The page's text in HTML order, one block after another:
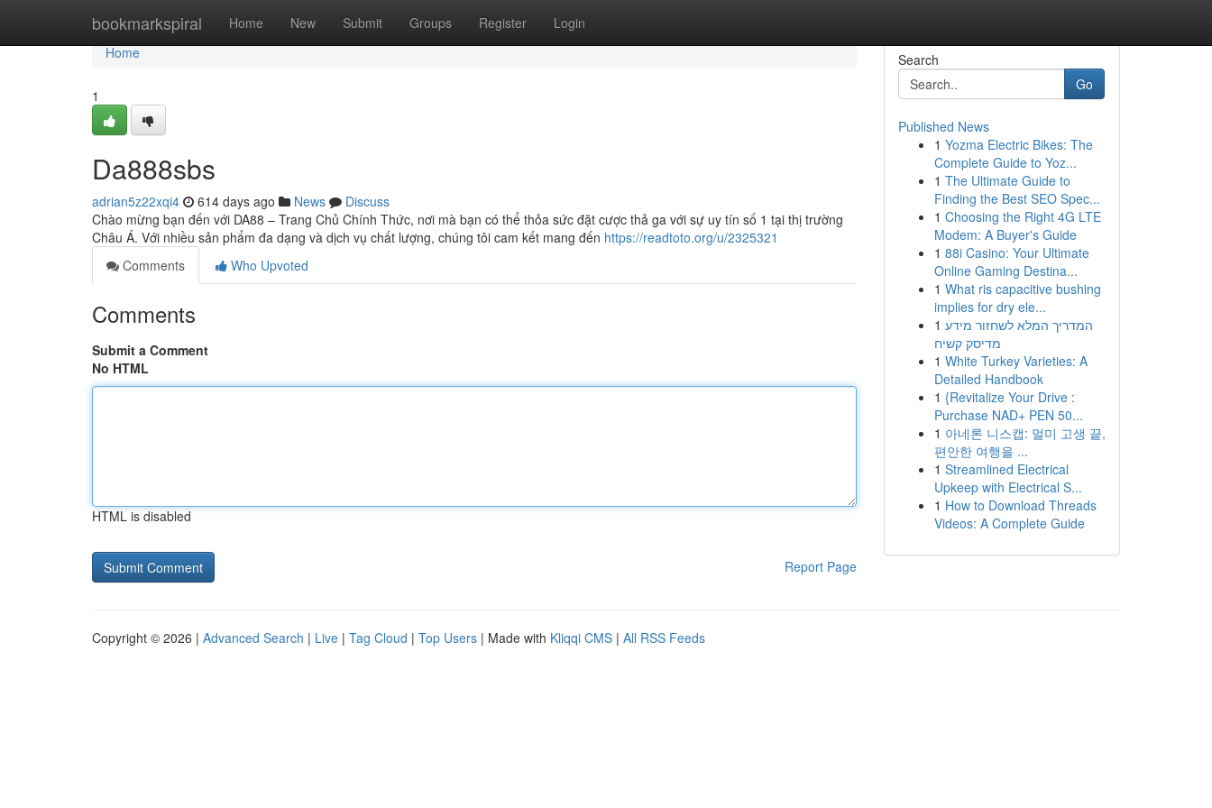
bookmarkspiral Home New Submit Groups Register Login
Home
Home
1
Da888sbs
adrian5z22xqi4 614 days ago News
Discuss
Chào mừng bạn đến với DA88 – Trang Chủ Chính Thức, nơi mà bạn có thể thỏa sức đặt cược thả ga với sự uy tín số 1 tại thị trường
Châu Á. Với nhiều sản phẩm đa dạng và dịch vụ chất lượng, chúng tôi cam kết mang đến https://readtoto.org/u/2325321
Comments
Who Upvoted
Comments
Submit a Comment
No HTML
HTML is disabled
Report Page
Search
Go
Published News
1 Yozma Electric Bikes: The
Complete Guide to Yoz...
1 The Ultimate Guide to
Finding the Best SEO Spec...
1 Choosing the Right 4G LTE
Modem: A Buyer's Guide
1 88i Casino: Your Ultimate
Online Gaming Destina...
1 What ris capacitive bushing
implies for dry ele...
1 המדריך המלא לשחזור מידע
מדיסק קשיח
1 White Turkey Varieties: A
Detailed Handbook
1 {Revitalize Your Drive :
Purchase NAD+ PEN 50...
1 아네론 니스캡: 멀미 고생 끝,
편안한 여행을 ...
1 Streamlined Electrical
Upkeep with Electrical S...
1 How to Download Threads
Videos: A Complete Guide
Copyright © 2026 | Advanced Search | Live | Tag Cloud | Top Users | Made with Kliqqi CMS | All RSS Feeds